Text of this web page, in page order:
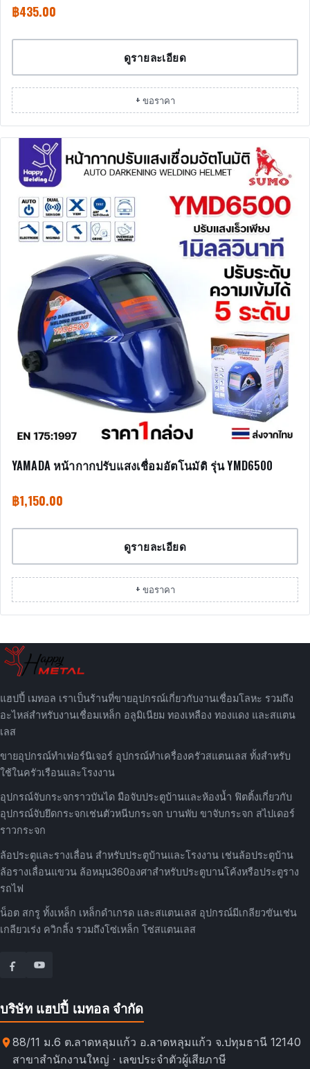
฿435.00
ดูรายละเอียด
+ ขอราคา
YAMADA หน้ากากปรับแสงเชื่อมอัตโนมัติ รุ่น YMD6500
฿1,150.00
ดูรายละเอียด
+ ขอราคา
แฮปปี้ เมทอล เราเป็นร้านที่ขายอุปกรณ์เกี่ยวกับงานเชื่อมโลหะ รวมถึง
อะไหล่สำหรับงานเชื่อมเหล็ก อลูมิเนียม ทองเหลือง ทองแดง และสแตน
เลส
ขายอุปกรณ์ทำเฟอร์นิเจอร์ อุปกรณ์ทำเครื่องครัวสแตนเลส ทั้งสำหรับ
ใช้ในครัวเรือนและโรงงาน
อุปกรณ์จับกระจกราวบันได มือจับประตูบ้านและห้องน้ำ ฟิตติ้งเกี่ยวกับ
อุปกรณ์จับยึดกระจกเช่นตัวหนีบกระจก บานพับ ขาจับกระจก สไปเดอร์
ราวกระจก
ล้อประตูและรางเลื่อน สำหรับประตูบ้านและโรงงาน เช่นล้อประตูบ้าน
ล้อรางเลื่อนแขวน ล้อหมุน360องศาสำหรับประตูบานโค้งหรือประตูราง
รถไฟ
น็อต สกรู ทั้งเหล็ก เหล็กดำเกรด และสแตนเลส อุปกรณ์มีเกลียวขันเช่น
เกลียวเร่ง ควิกลิ้ง รวมถึงโซ่เหล็ก โซ่สแตนเลส
บริษัท แฮปปี้ เมทอล จำกัด
88/11 ม.6 ต.ลาดหลุมแก้ว อ.ลาดหลุมแก้ว จ.ปทุมธานี 12140
สาขาสำนักงานใหญ่ · เลขประจำตัวผู้เสียภาษี